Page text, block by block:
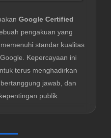
Google Certified
pengakuan yang
standar kualitas
Kepercayaan ini
terus menghadirkan
jawab, dan
publik.